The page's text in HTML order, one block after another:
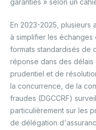
garanties » selon un
En 2023-2025, plusieurs
à simplifier les
formats standardisés de
réponse dans des délais
prudentiel et de
la concurrence, de la
fraudes (DGCCRF)
particulièrement sur les
de délégation